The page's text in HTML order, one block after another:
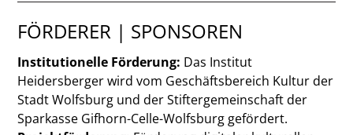
FÖRDERER | SPONSOREN
Institutionelle Förderung: Das Institut
Heidersberger wird vom Geschäftsbereich Kultur der
Stadt Wolfsburg und der Stiftergemeinschaft der
Sparkasse Gifhorn-Celle-Wolfsburg gefördert.